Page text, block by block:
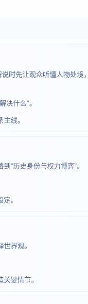
时先让观众听懂人物处境
什么”。
线。
“历史身份与权力博弈”。
。
界观。
键情节。